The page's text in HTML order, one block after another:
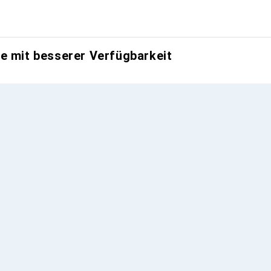
mit besserer Verfügbarkeit